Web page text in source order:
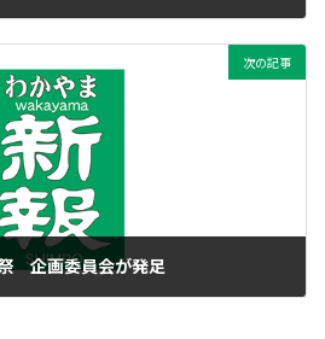
次の記事
企画委員会が発足